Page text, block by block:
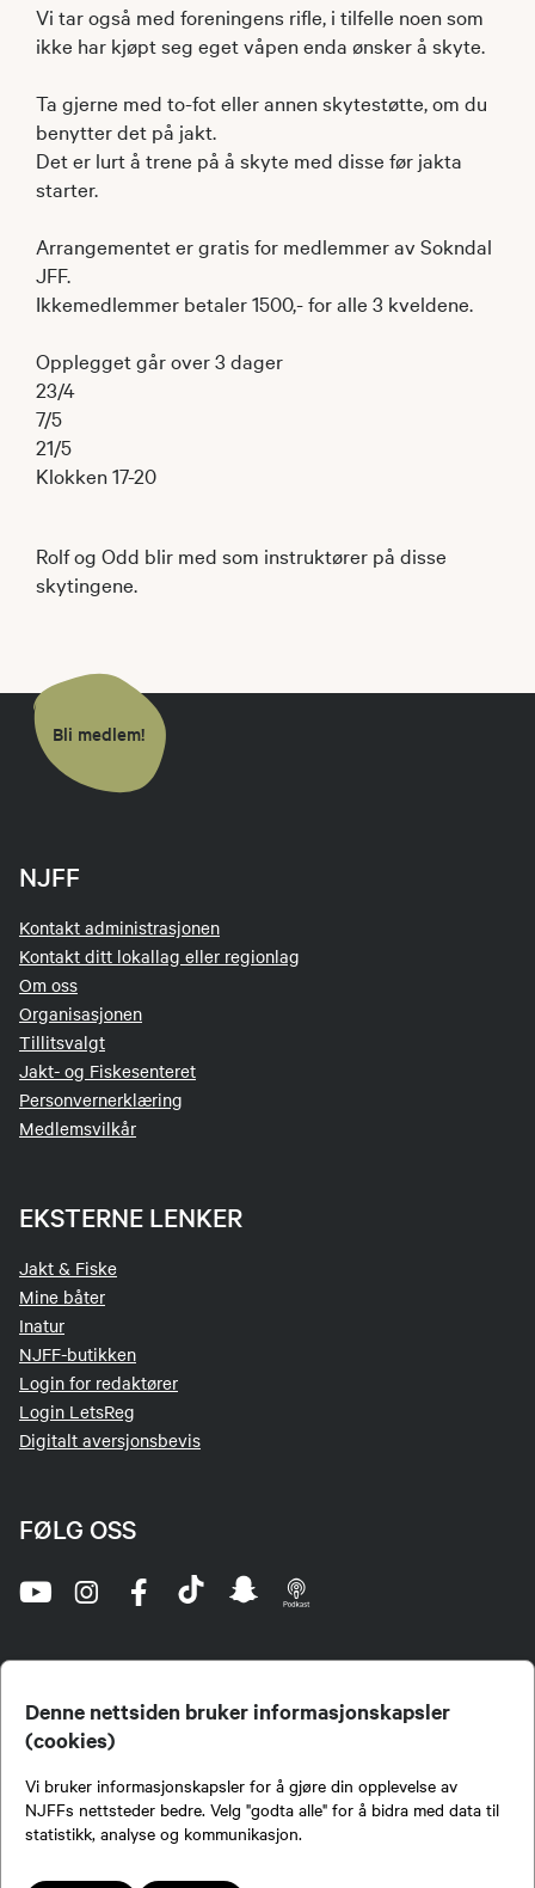
Denne nettsiden bruker informasjonskapsler
(cookies)
Vi bruker informasjonskapsler for å gjøre din opplevelse av
NJFFs nettsteder bedre. Velg "godta alle" for å bidra med data til
statistikk, analyse og kommunikasjon.
Vi tar også med foreningens rifle, i tilfelle noen som
ikke har kjøpt seg eget våpen enda ønsker å skyte.
Ta gjerne med to-fot eller annen skytestøtte, om du
benytter det på jakt.
Det er lurt å trene på å skyte med disse før jakta
starter.
Arrangementet er gratis for medlemmer av Sokndal
JFF.
Ikkemedlemmer betaler 1500,- for alle 3 kveldene.
Opplegget går over 3 dager
23/4
7/5
21/5
Klokken 17-20
Rolf og Odd blir med som instruktører på disse
skytingene.
Bli medlem!
NJFF
Kontakt administrasjonen
Kontakt ditt lokallag eller regionlag
Om oss
Organisasjonen
Tillitsvalgt
Jakt- og Fiskesenteret
Personvernerklæring
Medlemsvilkår
EKSTERNE LENKER
Jakt & Fiske
Mine båter
Inatur
NJFF-butikken
Login for redaktører
Login LetsReg
Digitalt aversjonsbevis
FØLG OSS
jegere og sportsfiskere og et av de viktigste miljøene for formidling av kunnskap om jakt og
fiske i Norge. Vi er en partipolitisk nøytral organisasjon, men har et sterkt jakt-, fiske-, og
naturpolitisk engasjement i mange saker.